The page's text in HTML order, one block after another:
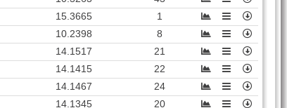
16187 Ispica (RG
10912
Santa Croce Camerina
RG)
1384
San Mauro Castelverde
PA)
91 221246 Messina (ME)
15.3665
1
10.2398
8
14.1517
21
14.1415
22
14.1467
24
14.1345
20